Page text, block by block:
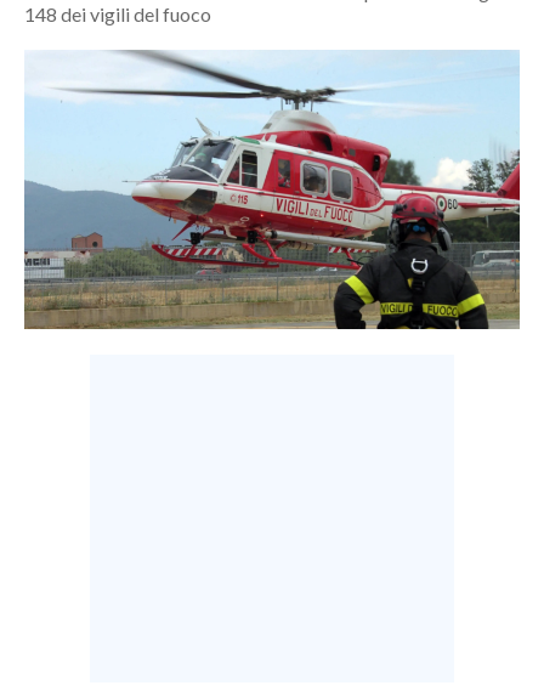
CRONACA
ITALIA
POLITICA
ECONOMIA
SERVIZI ALLE IMPRESE
148 dei vigili del fuoco